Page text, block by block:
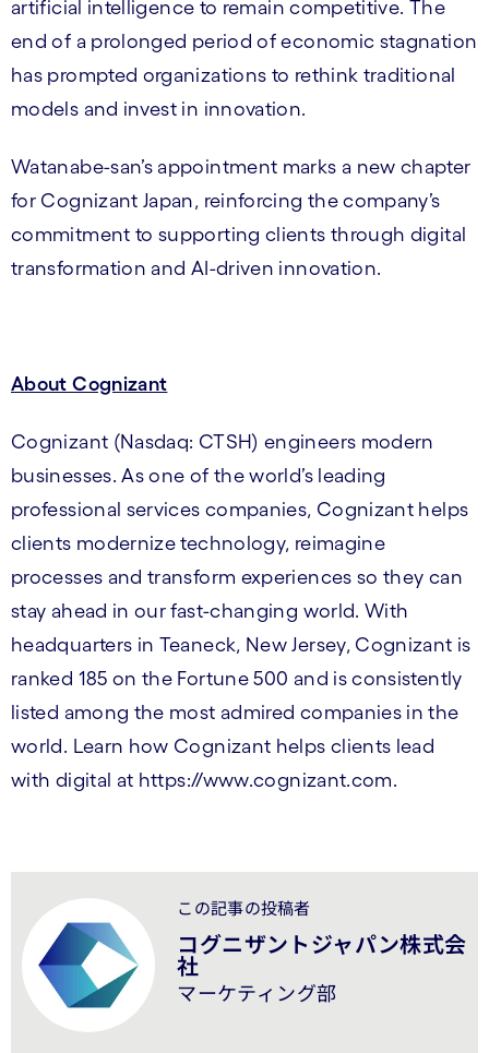
artificial intelligence to remain competitive. The
end of a prolonged period of economic stagnation
has prompted organizations to rethink traditional
models and invest in innovation.
Watanabe-san’s appointment marks a new chapter
for Cognizant Japan, reinforcing the company’s
commitment to supporting clients through digital
transformation and AI-driven innovation.
About Cognizant
Cognizant (Nasdaq: CTSH) engineers modern
businesses. As one of the world’s leading
professional services companies, Cognizant helps
clients modernize technology, reimagine
processes and transform experiences so they can
stay ahead in our fast-changing world. With
headquarters in Teaneck, New Jersey, Cognizant is
ranked 185 on the Fortune 500 and is consistently
listed among the most admired companies in the
world. Learn how Cognizant helps clients lead
with digital at https://www.cognizant.com.
この記事の投稿者
コグニザントジャパン株式会
社
マーケティング部